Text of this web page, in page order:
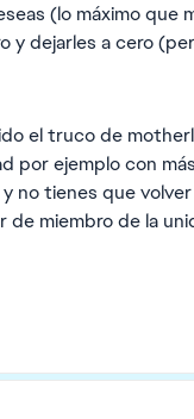
(lo máximo que
dejarles a cero
el truco de
por ejemplo con
no tienes que
miembro de la